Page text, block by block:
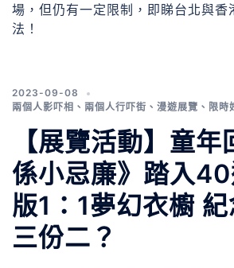
場，但仍有一定限制，即睇台北與香
法！
2023-09-08
兩個人影吓相 、 兩個人行吓街 、 漫遊展覽 、 限時
【展覽活動】童
係小忌廉》踏入
版1：1夢幻衣櫥
三份二？